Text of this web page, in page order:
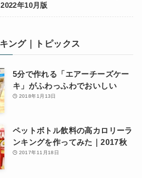
2022年10月版
ング｜トピックス
5分で作れる「エアーチーズケー
キ」がふわっふわでおいしい
2018年1月13日
ペットボトル飲料の高カロリーラ
ンキングを作ってみた｜2017秋
2017年11月18日